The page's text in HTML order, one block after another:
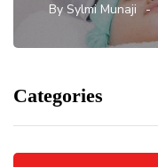
By Sylmi Munaji
Categories